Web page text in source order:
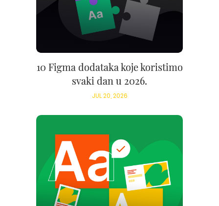
10 Figma dodataka koje koristimo
svaki dan u 2026.
JUL 20, 2026